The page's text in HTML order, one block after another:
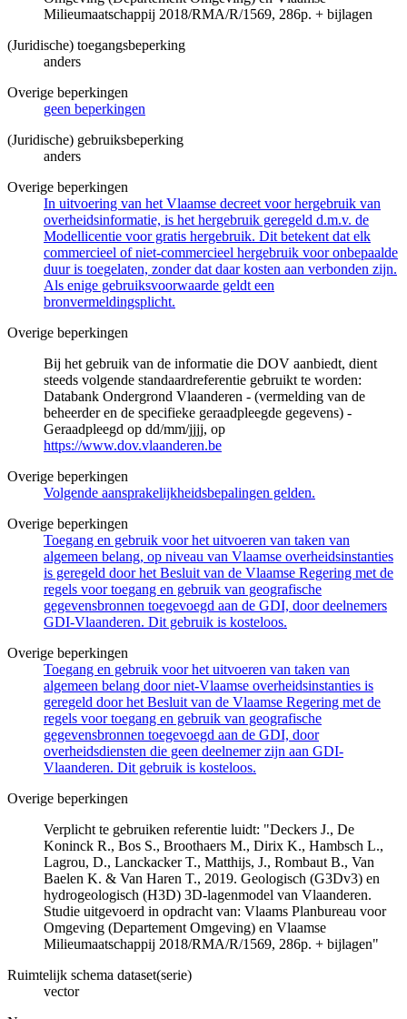
Milieumaatschappij 2018/RMA/R/1569, 286p. + bijlagen
(Juridische) toegangsbeperking
anders
Overige beperkingen
geen beperkingen
(Juridische) gebruiksbeperking
anders
Overige beperkingen
In uitvoering van het Vlaamse decreet voor hergebruik van
overheidsinformatie, is het hergebruik geregeld d.m.v. de
Modellicentie voor gratis hergebruik. Dit betekent dat elk
commercieel of niet-commercieel hergebruik voor onbepaalde
duur is toegelaten, zonder dat daar kosten aan verbonden zijn.
Als enige gebruiksvoorwaarde geldt een
bronvermeldingsplicht.
Overige beperkingen
Bij het gebruik van de informatie die DOV aanbiedt, dient
steeds volgende standaardreferentie gebruikt te worden:
Databank Ondergrond Vlaanderen - (vermelding van de
beheerder en de specifieke geraadpleegde gegevens) -
Geraadpleegd op dd/mm/jjjj, op
https://www.dov.vlaanderen.be
Overige beperkingen
Volgende aansprakelijkheidsbepalingen gelden.
Overige beperkingen
Toegang en gebruik voor het uitvoeren van taken van
algemeen belang, op niveau van Vlaamse overheidsinstanties
is geregeld door het Besluit van de Vlaamse Regering met de
regels voor toegang en gebruik van geografische
gegevensbronnen toegevoegd aan de GDI, door deelnemers
GDI-Vlaanderen. Dit gebruik is kosteloos.
Overige beperkingen
Toegang en gebruik voor het uitvoeren van taken van
algemeen belang door niet-Vlaamse overheidsinstanties is
geregeld door het Besluit van de Vlaamse Regering met de
regels voor toegang en gebruik van geografische
gegevensbronnen toegevoegd aan de GDI, door
overheidsdiensten die geen deelnemer zijn aan GDI-
Vlaanderen. Dit gebruik is kosteloos.
Overige beperkingen
Verplicht te gebruiken referentie luidt: "Deckers J., De
Koninck R., Bos S., Broothaers M., Dirix K., Hambsch L.,
Lagrou, D., Lanckacker T., Matthijs, J., Rombaut B., Van
Baelen K. & Van Haren T., 2019. Geologisch (G3Dv3) en
hydrogeologisch (H3D) 3D-lagenmodel van Vlaanderen.
Studie uitgevoerd in opdracht van: Vlaams Planbureau voor
Omgeving (Departement Omgeving) en Vlaamse
Milieumaatschappij 2018/RMA/R/1569, 286p. + bijlagen"
Ruimtelijk schema dataset(serie)
vector